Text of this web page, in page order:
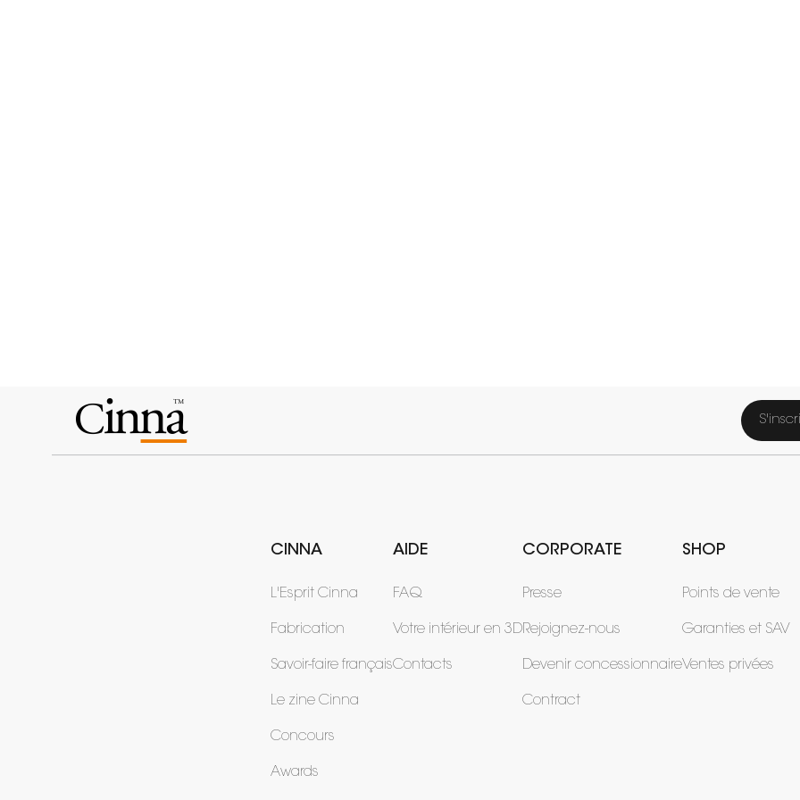
CINNA
L'Esprit Cinna
Fabrication
Savoir-faire français
Le zine Cinna
Concours
Awards
AIDE
FAQ
Votre intérieur en 3D
Contacts
CORPORATE
Presse
Rejoignez-nous
Devenir concessionnaire
Contract
SHOP
Points de vente
Garanties et SAV
Ventes privées